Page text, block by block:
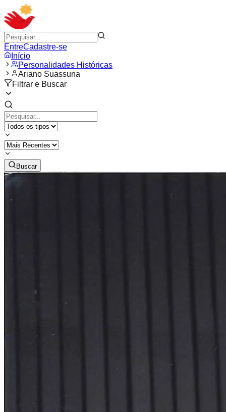
EntreCadastre-se
Início
Personalidades Históricas
Ariano Suassuna
Filtrar e Buscar
Buscar